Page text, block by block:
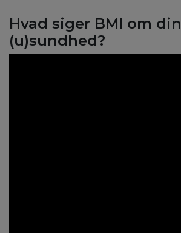
Hvad siger BMI om din
(u)sundhed?